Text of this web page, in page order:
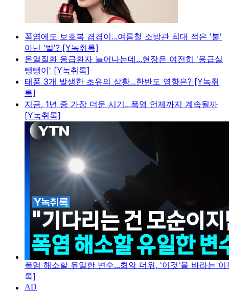
폭염에도 보호복 겹겹이...여름철 소방관 최대 적은 '불'
아닌 '벌'? [Y녹취록]
온열질환 응급환자 늘어나는데...현장은 여전히 '응급실
뺑뺑이' [Y녹취록]
태풍 3개 발생한 초유의 상황...한반도 영향은? [Y녹취
록]
지금, 1년 중 가장 더운 시기...폭염 언제까지 계속될까
[Y녹취록]
폭염 해소할 유일한 변수...최악 더위, '이것'을 바라는
록]